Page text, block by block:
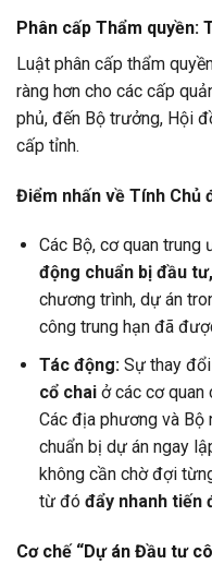
Phân cấp Thẩm quyền:
Luật phân cấp thẩm
ràng hơn cho các cấp
phủ, đến Bộ trưởng, Hội
cấp tỉnh.
Điểm nhấn về Tính Chủ
Các Bộ, cơ quan
động chuẩn bị đầu
chương trình, dự án
công trung hạn đã
Tác động:Sự thay đổi
cổ chaiở các cơ quan
Các địa phương và Bộ
chuẩn bị dự án ngay
không cần chờ đợi
từ đó đẩy nhanh tiến
Cơ chế “Dự án Đầu tư